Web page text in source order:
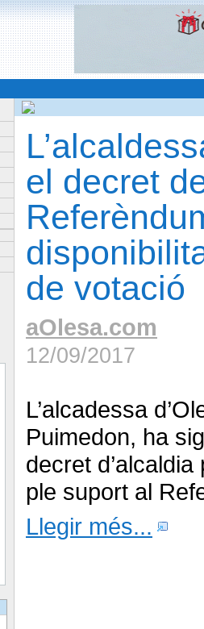
el decret
de votació
aOlesa.com
12/09/2017
L’alcadessa
Puimedon, ha
decret
ple suport al
Llegir més...